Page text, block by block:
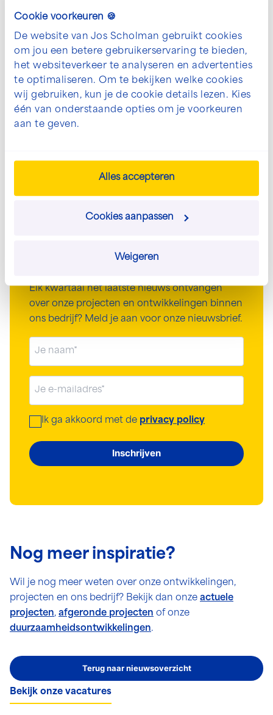
Cookie voorkeuren 🍪
De website van Jos Scholman gebruikt cookies
om jou een betere gebruikerservaring te bieden,
het websiteverkeer te analyseren en advertenties
te optimaliseren. Om te bekijken welke cookies
wij gebruiken, kun je de cookie details lezen. Kies
één van onderstaande opties om je voorkeuren
aan te geven.
Alles accepteren
Cookies aanpassen
Weigeren
genodigden over thema’s als de toepassing van groene
waterstof, onderwijs en innovatie.
Met de opening van de nieuwe productiefaciliteit
bevestigt Hysolar haar inzet om groene waterstof
breed toegankelijk te maken in Nederland. Deze
faciliteit, mede mogelijk gemaakt doordoor het project
Life NEW HYTS
nieuwsbrief
Elk kwartaal het laatste nieuws ontvangen
over onze projecten en ontwikkelingen binnen
ons bedrijf? Meld je aan voor onze nieuwsbrief.
Instemming
Ik ga akkoord met de privacy policy
Inschrijven
Nog meer inspiratie?
Wil je nog meer weten over onze ontwikkelingen,
projecten en ons bedrijf? Bekijk dan onze actuele
projecten, afgeronde projecten of onze
duurzaamheidsontwikkelingen.
Terug naar nieuwsoverzicht
Bekijk onze vacatures